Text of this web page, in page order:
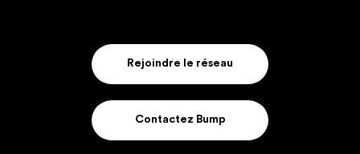
Rejoindre le réseau
Contactez Bump